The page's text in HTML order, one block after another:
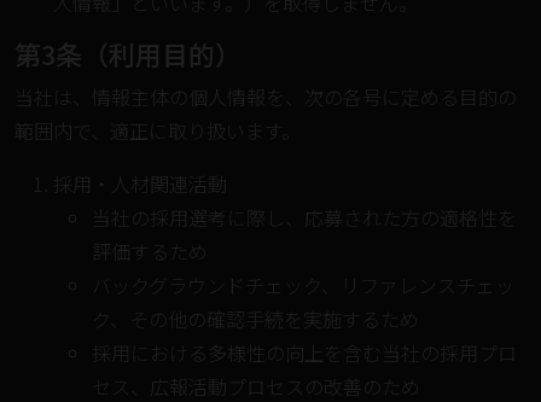
第3条（利用目的）
当社は、情報主体の個人情報を、次の各号に定める目的の
範囲内で、適正に取り扱います。
採用・人材関連活動
当社の採用選考に際し、応募された方の適格性を
評価するため
バックグラウンドチェック、リファレンスチェッ
ク、その他の確認手続を実施するため
採用における多様性の向上を含む当社の採用プロ
セス、広報活動プロセスの改善のため